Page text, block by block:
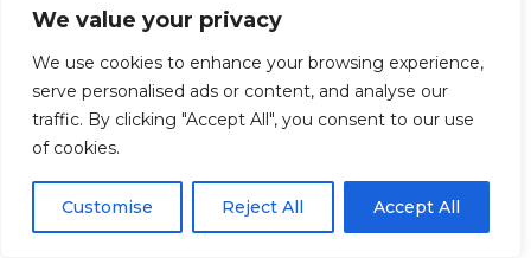
We value your privacy
We use cookies to enhance your browsing experience,
serve personalised ads or content, and analyse our
traffic. By clicking "Accept All", you consent to our use
of cookies.
Customise Reject All Accept All
d’autres élus : où se
situe Jordan Bardella ?
de Jordan Bardella, il est instructif de la
confronter à celle d’autres personnalités